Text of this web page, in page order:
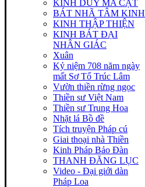
KINH DUY MA CẬT
BÁT NHÃ TÂM KINH
KINH THẬP THIỆN
KINH BÁT ĐẠI
NHÂN GIÁC
Xuân
Kỷ niệm 708 năm ngày
mất Sơ Tổ Trúc Lâm
Vườn thiền rừng ngọc
Thiền sư Việt Nam
Thiền sư Trung Hoa
Nhặt lá Bồ đề
Tích truyện Pháp cú
Giai thoại nhà Thiền
Kinh Pháp Bảo Đàn
THANH ĐĂNG LỤC
Video - Đại giới dàn
Pháp Loa